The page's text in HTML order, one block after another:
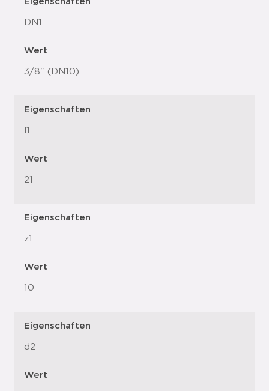
DN1
Wert
3/8" (DN10)
Eigenschaften
l1
Wert
21
Eigenschaften
z1
Wert
10
Eigenschaften
d2
Wert